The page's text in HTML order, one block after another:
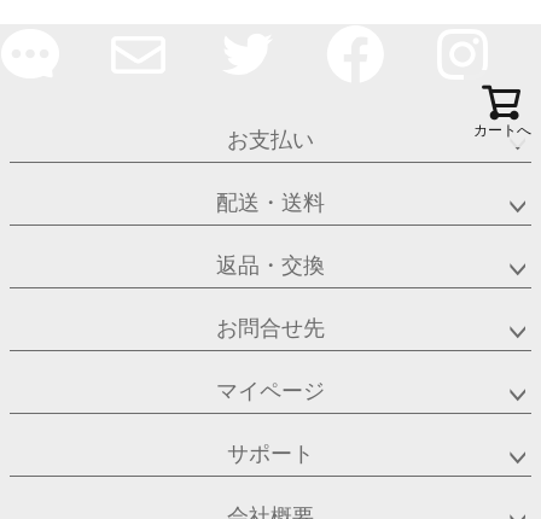
お支払い
配送・送料
返品・交換
お問合せ先
マイページ
サポート
カートへ